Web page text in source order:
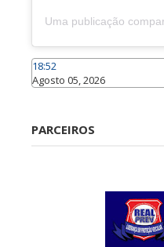
18:52
Agosto 05, 2026
PARCEIROS